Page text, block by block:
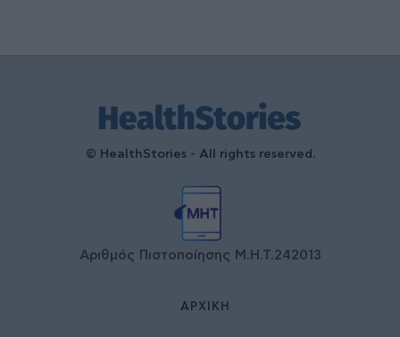
© HealthStories - All rights reserved.
Αριθμός Πιστοποίησης Μ.Η.Τ.242013
ΑΡΧΙΚΉ